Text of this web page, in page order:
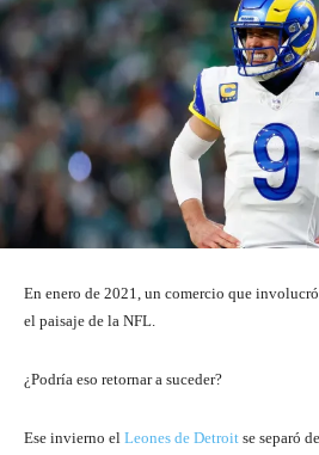
En enero de 2021, un comercio que
el paisaje de la NFL.
¿Podría eso retornar a suceder?
Ese invierno el Leones de Detroit se separó